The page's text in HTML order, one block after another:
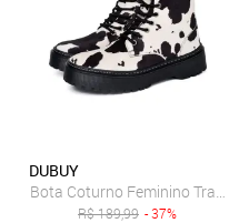
DUBUY
Bota Coturno Feminino
R$189,99 - 37%